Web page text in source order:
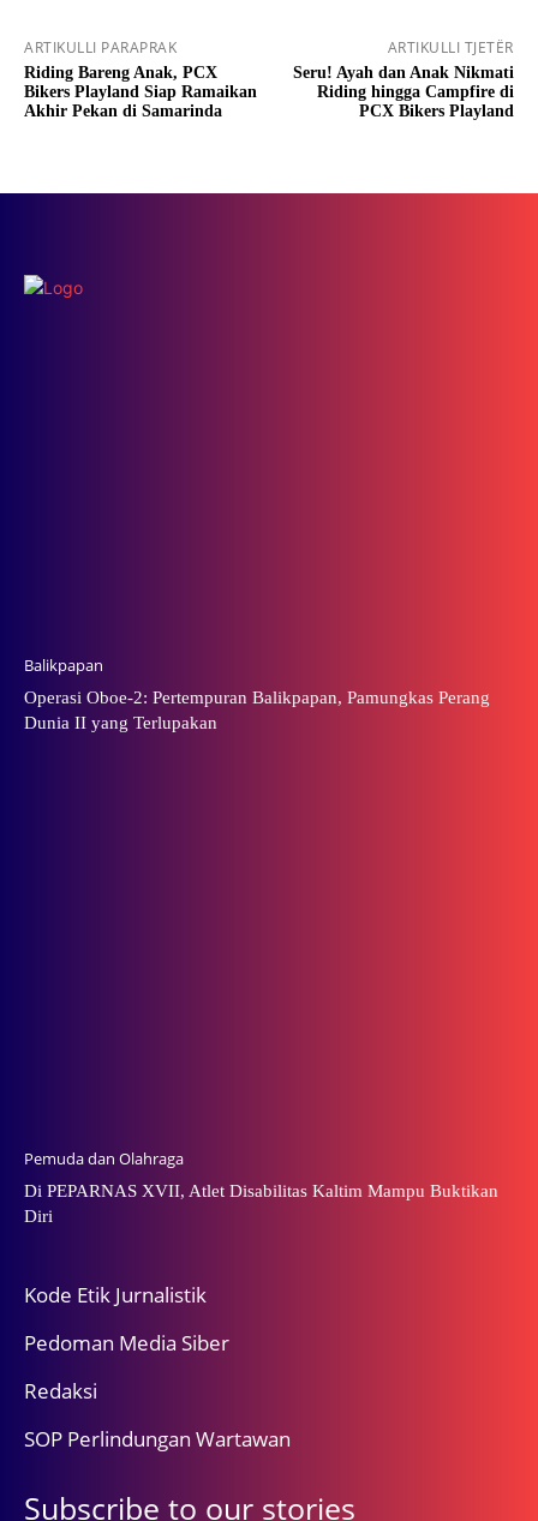
ARTIKULLI PARAPRAK
Riding Bareng Anak, PCX
Bikers Playland Siap Ramaikan
Akhir Pekan di Samarinda
ARTIKULLI TJETËR
Seru! Ayah dan Anak Nikmati
Riding hingga Campfire di
PCX Bikers Playland
Balikpapan
Operasi Oboe-2: Pertempuran Balikpapan, Pamungkas Perang
Dunia II yang Terlupakan
Pemuda dan Olahraga
Di PEPARNAS XVII, Atlet Disabilitas Kaltim Mampu Buktikan
Diri
Kode Etik Jurnalistik
Pedoman Media Siber
Redaksi
SOP Perlindungan Wartawan
Subscribe to our stories